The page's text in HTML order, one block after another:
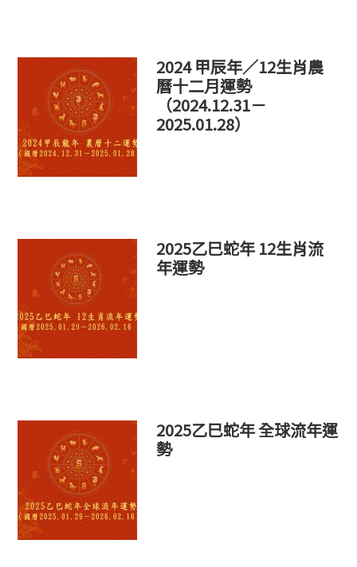
2024 甲辰年／12生肖農
曆十二月運勢
（2024.12.31－
2025.01.28）
2025乙巳蛇年 12生肖流
年運勢
2025乙巳蛇年 全球流年運
勢